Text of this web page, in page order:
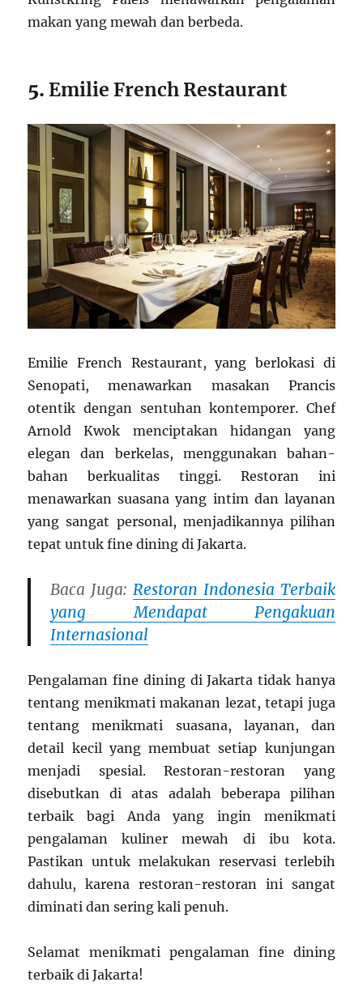
makan yang mewah dan berbeda.
5.Emilie French Restaurant
Emilie French Restaurant, yang berlokasi di
Senopati, menawarkan masakan Prancis
otentik dengan sentuhan kontemporer. Chef
Arnold Kwok menciptakan hidangan yang
elegan dan berkelas, menggunakan bahan-
bahan berkualitas tinggi. Restoran ini
menawarkan suasana yang intim dan layanan
yang sangat personal, menjadikannya pilihan
tepat untuk fine dining di Jakarta.
Baca Juga: Restoran Indonesia Terbaik
yang Mendapat Pengakuan
Internasional
Pengalaman fine dining di Jakarta tidak hanya
tentang menikmati makanan lezat, tetapi juga
tentang menikmati suasana, layanan, dan
detail kecil yang membuat setiap kunjungan
menjadi spesial. Restoran-restoran yang
disebutkan di atas adalah beberapa pilihan
terbaik bagi Anda yang ingin menikmati
pengalaman kuliner mewah di ibu kota.
Pastikan untuk melakukan reservasi terlebih
dahulu, karena restoran-restoran ini sangat
diminati dan sering kali penuh.
Selamat menikmati pengalaman fine dining
terbaik di Jakarta!